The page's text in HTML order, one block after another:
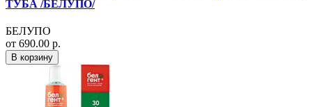
ТУБА /БЕЛУПО/
БЕЛУПО
от 690.00 р.
В корзину